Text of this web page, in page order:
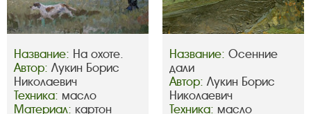
Название: На охоте.
Автор: Лукин Борис
Николаевич
Техника: масло
Материал: картон
Название: Осенние
дали
Автор: Лукин Борис
Николаевич
Техника: масло